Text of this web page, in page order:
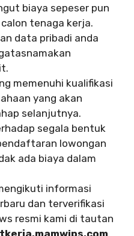
biaya sepeser pun
tenaga kerja.
data pribadi anda
memenuhi kualifikasi
yang akan
selanjutnya.
segala bentuk
lowongan
ada biaya dalam
informasi
dan terverifikasi
resmi kami di tautan